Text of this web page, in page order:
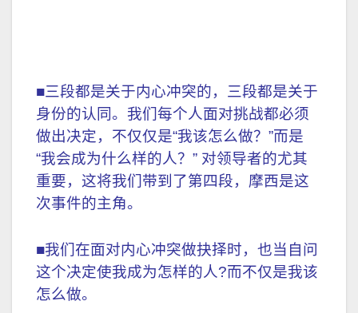
■三段都是关于内心冲突的，三段都是关于
身份的认同。我们每个人面对挑战都必须
做出决定，不仅仅是“我该怎么做？”而是
“我会成为什么样的人？” 对领导者的尤其
重要，这将我们带到了第四段，摩西是这
次事件的主角。
■我们在面对内心冲突做抉择时，也当自问
这个决定使我成为怎样的人?而不仅是我该
怎么做。